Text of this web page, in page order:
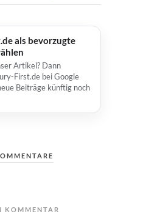
als bevorzugte
Artikel? Dann
First.de bei Google
Beiträge künftig noch
KOMMENTAR